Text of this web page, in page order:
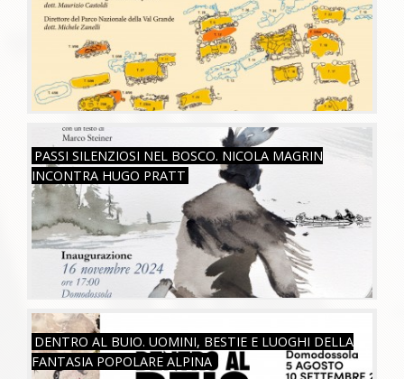
PASSI SILENZIOSI NEL BOSCO. NICOLA MAGRIN
INCONTRA HUGO PRATT
SAB, 16/11/2024
DENTRO AL BUIO. UOMINI, BESTIE E LUOGHI DELLA
FANTASIA POPOLARE ALPINA